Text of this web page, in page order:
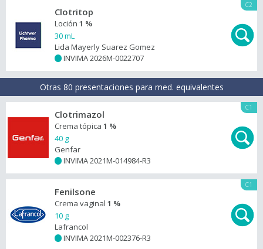
C2
Clotritop
Loción 1 %
30 mL
Lida Mayerly Suarez Gomez
INVIMA 2026M-0022707
Otras 80 presentaciones para med. equivalentes
C1
Clotrimazol
Crema tópica 1 %
40 g
Genfar
INVIMA 2021M-014984-R3
C1
Fenilsone
Crema vaginal 1 %
10 g
Lafrancol
INVIMA 2021M-002376-R3